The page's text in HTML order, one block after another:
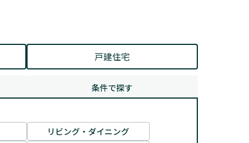
戸建住宅
条件で探す
リビング・ダイニング